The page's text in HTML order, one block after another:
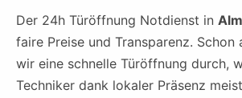
Der 24h Türöffnung Notdienst in
faire Preise und Transparenz.
wir eine schnelle Türöffnung durch,
Techniker dank lokaler Präsenz